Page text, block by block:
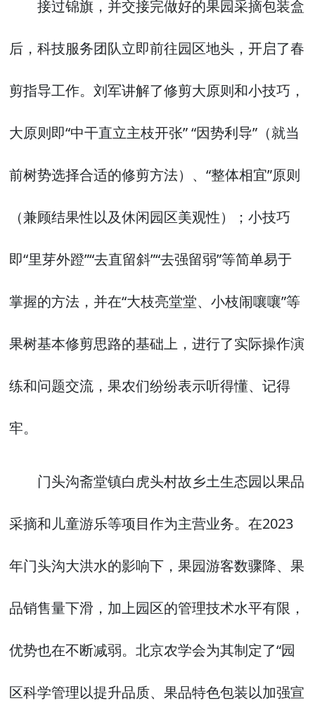
接过锦旗，并交接完做好的果园采摘包装盒
后，科技服务团队立即前往园区地头，开启了春
剪指导工作。刘军讲解了修剪大原则和小技巧，
大原则即“中干直立主枝开张” “因势利导”（就当
前树势选择合适的修剪方法）、“整体相宜”原则
（兼顾结果性以及休闲园区美观性）；小技巧
即“里芽外蹬”“去直留斜”“去强留弱”等简单易于
掌握的方法，并在“大枝亮堂堂、小枝闹嚷嚷”等
果树基本修剪思路的基础上，进行了实际操作演
练和问题交流，果农们纷纷表示听得懂、记得
牢。
门头沟斋堂镇白虎头村故乡土生态园以果品
采摘和儿童游乐等项目作为主营业务。在2023
年门头沟大洪水的影响下，果园游客数骤降、果
品销售量下滑，加上园区的管理技术水平有限，
优势也在不断减弱。北京农学会为其制定了“园
区科学管理以提升品质、果品特色包装以加强宣